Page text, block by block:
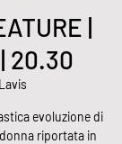
|
20.30
Lavis
evoluzione di
riportata in